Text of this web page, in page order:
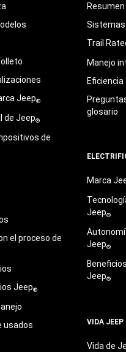
Jeep®
de Jeep®
de
el proceso de
Jeep®
usados
Sistemas
Trail
Manejo
glosario
Marca
Jeep®
Jeep®
Jeep®
VIDA JEEP
Vida de